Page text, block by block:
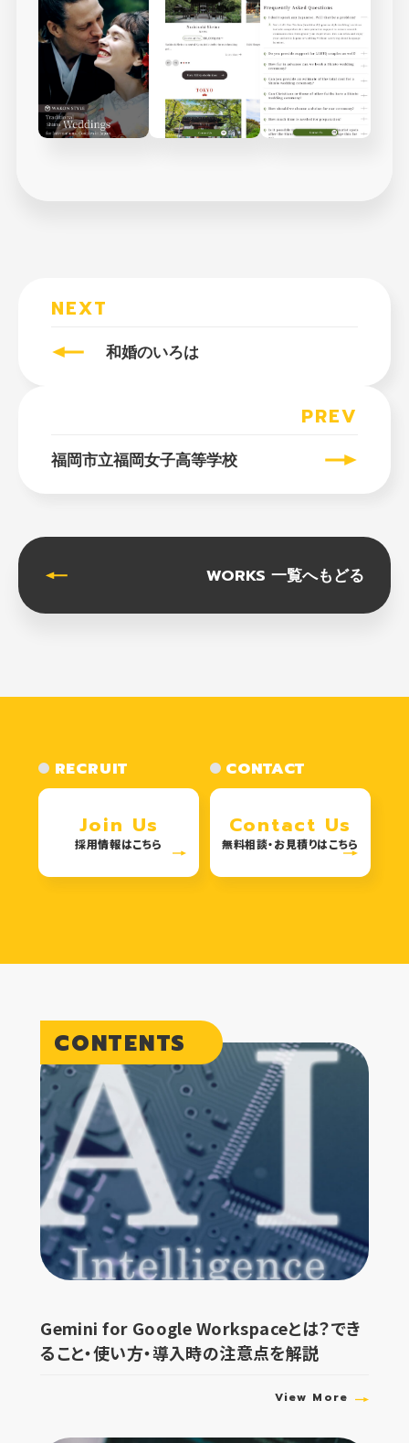
NEXT
和婚のいろは
PREV
福岡市立福岡女子高等学校
WORKS 一覧へもどる
RECRUIT
Join Us
採用情報はこちら
CONTACT
Contact Us
無料相談・お見積りはこちら
Gemini for Google Workspaceとは？でき
ること・使い方・導入時の注意点を解説
View More